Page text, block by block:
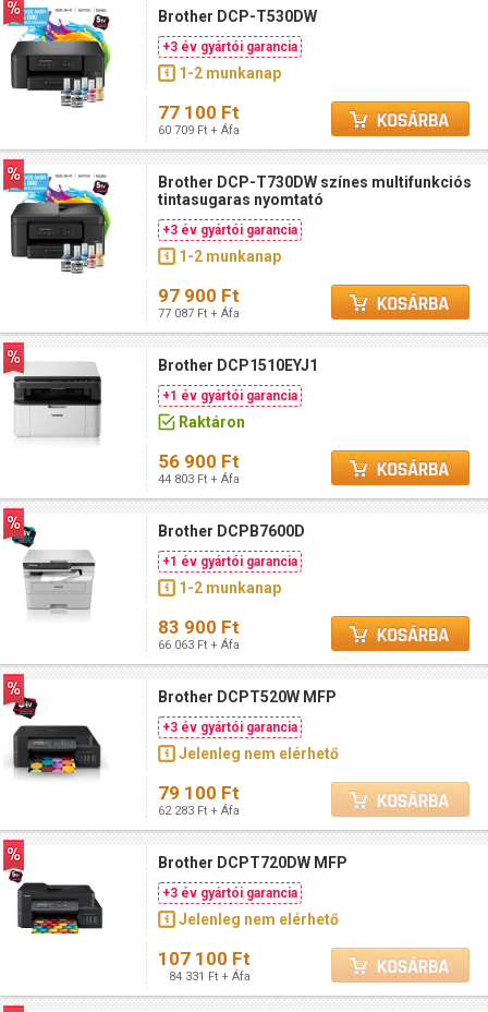
Brother DCP-T530DW
+3 év gyártói garancia
1-2 munkanap
77 100 Ft
60 709 Ft + Áfa
Brother DCP-T730DW színes multifunkciós
tintasugaras nyomtató
+3 év gyártói garancia
1-2 munkanap
97 900 Ft
77 087 Ft + Áfa
Brother DCP1510EYJ1
+1 év gyártói garancia
Raktáron
56 900 Ft
44 803 Ft + Áfa
Brother DCPB7600D
+1 év gyártói garancia
1-2 munkanap
83 900 Ft
66 063 Ft + Áfa
Brother DCPT520W MFP
+3 év gyártói garancia
Jelenleg nem elérhető
79 100 Ft
62 283 Ft + Áfa
Brother DCPT720DW MFP
+3 év gyártói garancia
Jelenleg nem elérhető
107 100 Ft
84 331 Ft + Áfa